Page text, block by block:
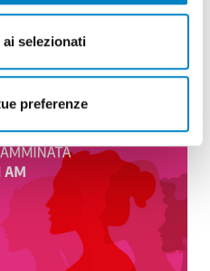
selezionati
preferenze
Torta e, anche nel